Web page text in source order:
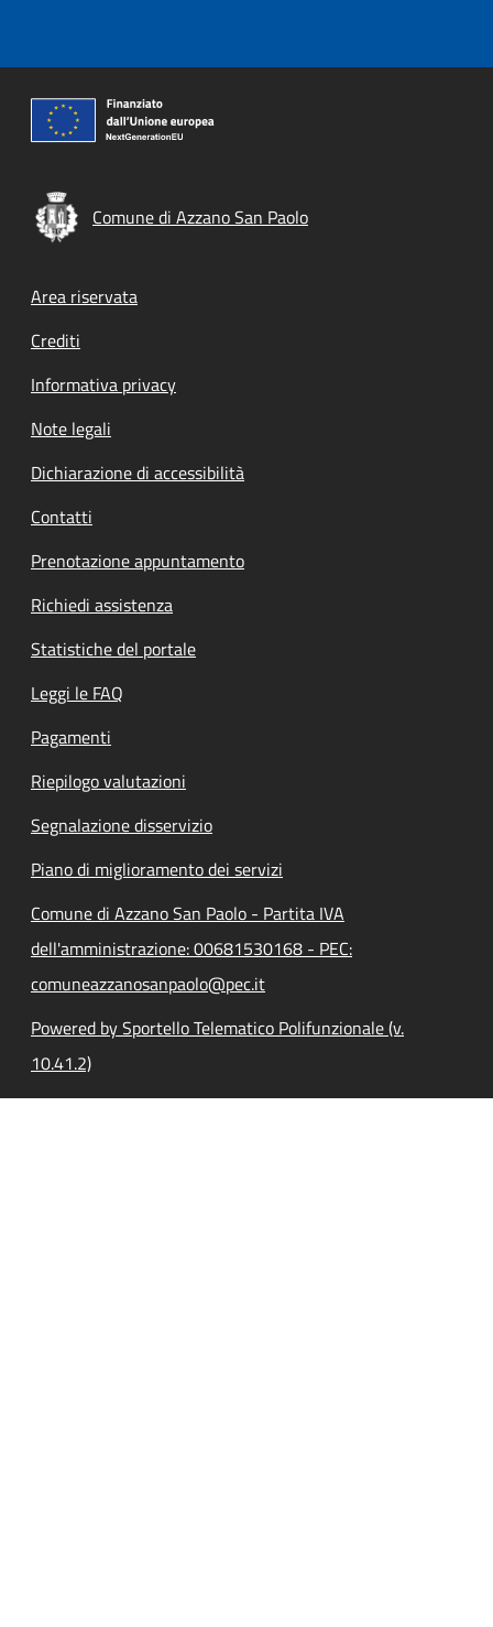
Comune di Azzano San Paolo
Footer menu
Area riservata
Crediti
Informativa privacy
Note legali
Dichiarazione di accessibilità
Contatti
Prenotazione appuntamento
Richiedi assistenza
Statistiche del portale
Leggi le FAQ
Pagamenti
Riepilogo valutazioni
Segnalazione disservizio
Piano di miglioramento dei servizi
Comune di Azzano San Paolo - Partita IVA
dell'amministrazione: 00681530168 - PEC:
comuneazzanosanpaolo@pec.it
Powered by Sportello Telematico Polifunzionale (v.
10.41.2)